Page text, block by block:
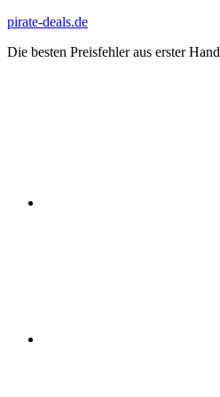
Zum
springen
pirate-deals.de
Die besten Preisfehler aus erster Hand